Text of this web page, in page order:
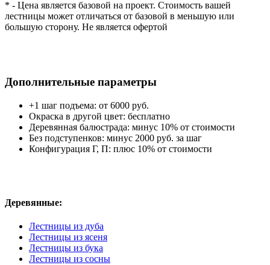
* - Цена является базовой на проект. Стоимость вашей
лестницы может отличаться от базовой в меньшую или
большую сторону. Не является офертой
Дополнительные параметры
+1 шаг подъема: от 6000 руб.
Окраска в другой цвет: бесплатно
Деревянная балюстрада: минус 10% от стоимости
Без подступенков: минус 2000 руб. за шаг
Конфигурация Г, П: плюс 10% от стоимости
Деревянные:
Лестницы из дуба
Лестницы из ясеня
Лестницы из бука
Лестницы из сосны